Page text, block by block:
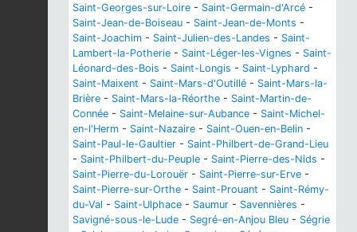
Saint-Georges-sur-Loire - Saint-Germain-d'Arcé -
Saint-Jean-de-Boiseau - Saint-Jean-de-Monts -
Saint-Joachim - Saint-Julien-des-Landes - Saint-
Lambert-la-Potherie - Saint-Léger-les-Vignes - Saint-
Léonard-des-Bois - Saint-Longis - Saint-Lyphard -
Saint-Maixent - Saint-Mars-d'Outillé - Saint-Mars-la-
Brière - Saint-Mars-la-Réorthe - Saint-Martin-de-
Connée - Saint-Melaine-sur-Aubance - Saint-Michel-
en-l'Herm - Saint-Nazaire - Saint-Ouen-en-Belin -
Saint-Paul-le-Gaultier - Saint-Philbert-de-Grand-Lieu
- Saint-Philbert-du-Peuple - Saint-Pierre-des-Nids -
Saint-Pierre-du-Lorouër - Saint-Pierre-sur-Erve -
Saint-Pierre-sur-Orthe - Saint-Prouant - Saint-Rémy-
du-Val - Saint-Ulphace - Saumur - Savennières -
Savigné-sous-le-Lude - Segré-en-Anjou Bleu - Ségrie